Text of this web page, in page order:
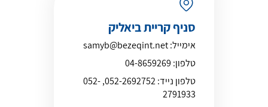
סניף קריית ביאליק
אימייל:samyb@bezeqint.net
טלפון: 04-8659269
טלפון נייד:
052-2692752, 052-
2791933